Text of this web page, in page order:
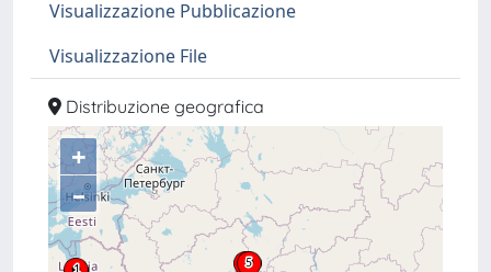
Visualizzazione Pubblicazione
Visualizzazione File
Distribuzione geografica
+
–